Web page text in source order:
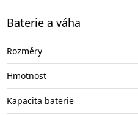
Baterie a váha
Rozměry
Hmotnost
Kapacita baterie